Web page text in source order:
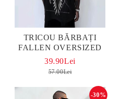
TRICOU BĂRBAȚI
FALLEN OVERSIZED
39.90Lei
57.00Lei
-30%